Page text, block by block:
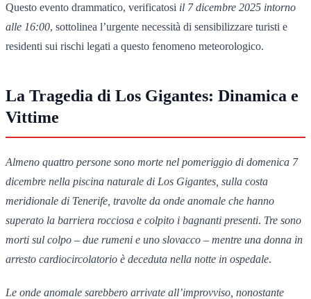
Questo evento drammatico, verificatosi il 7 dicembre 2025 intorno
alle 16:00, sottolinea l’urgente necessità di sensibilizzare turisti e
residenti sui rischi legati a questo fenomeno meteorologico.
La Tragedia di Los Gigantes: Dinamica e
Vittime
Almeno quattro persone sono morte nel pomeriggio di domenica 7
dicembre nella piscina naturale di Los Gigantes, sulla costa
meridionale di Tenerife, travolte da onde anomale che hanno
superato la barriera rocciosa e colpito i bagnanti presenti. Tre sono
morti sul colpo – due rumeni e uno slovacco – mentre una donna in
arresto cardiocircolatorio è deceduta nella notte in ospedale.
Le onde anomale sarebbero arrivate all’improvviso, nonostante